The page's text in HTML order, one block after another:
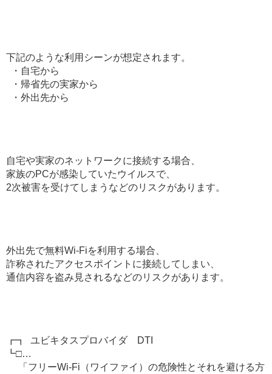
下記のような利用シーンが想定されます。
・自宅から
・帰省先の実家から
・外出先から
自宅や実家のネットワークに接続する場合、
家族のPCが感染していたウイルスで、
2次被害を受けてしまうなどのリスクがあります。
外出先で無料Wi-Fiを利用する場合、
詐称されたアクセスポイントに接続してしまい、
通信内容を盗み見されるなどのリスクがあります。
┏┓ ユビキタスプロバイダ DTI
┗□…
「フリーWi-Fi（ワイファイ）の危険性とそれを避ける方